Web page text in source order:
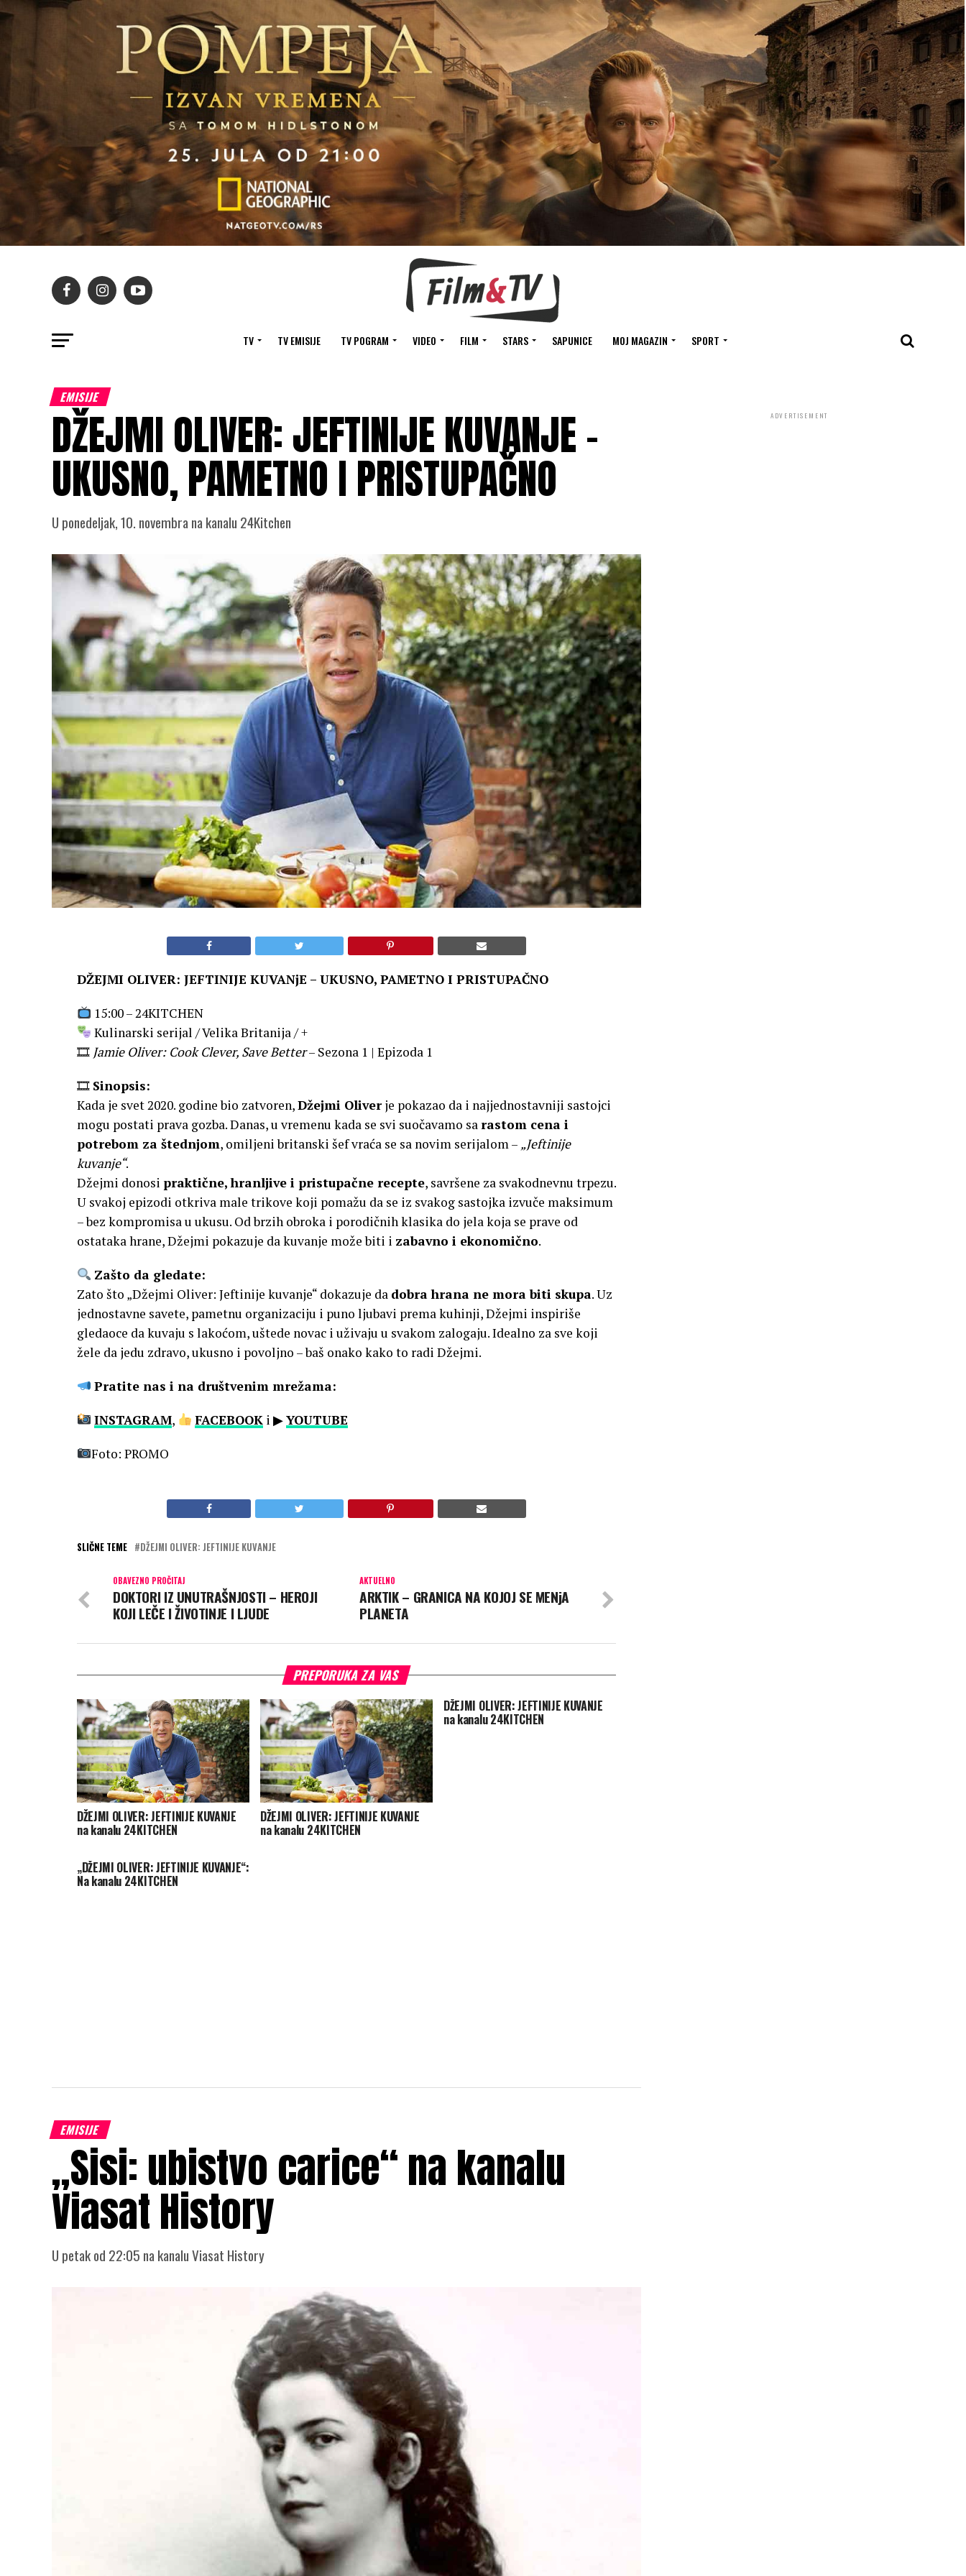
TV TV EMISIJE TV POGRAM VIDEO FILM STARS SAPUNICE MOJ MAGAZIN SPORT
EMISIJE
DŽEJMI OLIVER: JEFTINIJE KUVANJE –
UKUSNO, PAMETNO I PRISTUPAČNO
U ponedeljak, 10. novembra na kanalu 24Kitchen
DŽEJMI OLIVER: JEFTINIJE KUVANjE – UKUSNO, PAMETNO I PRISTUPAČNO
15:00 – 24KITCHEN
Kulinarski serijal / Velika Britanija / +
🎞 Jamie Oliver: Cook Clever, Save Better– Sezona 1 | Epizoda 1
🎞 Sinopsis:
Kada je svet 2020. godine bio zatvoren,Džejmi Oliverje pokazao da i najjednostavniji sastojci
mogu postati prava gozba. Danas, u vremenu kada se svi suočavamo sarastom cena i
potrebom za štednjom, omiljeni britanski šef vraća se sa novim serijalom – „Jeftinije
kuvanje“.
Džejmi donosi praktične, hranljive i pristupačne recepte, savršene za svakodnevnu trpezu.
U svakoj epizodi otkriva male trikove koji pomažu da se iz svakog sastojka izvuče maksimum
– bez kompromisa u ukusu. Od brzih obroka i porodičnih klasika do jela koja se prave od
ostataka hrane, Džejmi pokazuje da kuvanje može biti i zabavno i ekonomično.
Zašto da gledate:
Zato što „Džejmi Oliver: Jeftinije kuvanje“ dokazuje da dobra hrana ne mora biti skupa. Uz
jednostavne savete, pametnu organizaciju i puno ljubavi prema kuhinji, Džejmi inspiriše
gledaoce da kuvaju s lakoćom, uštede novac i uživaju u svakom zalogaju. Idealno za sve koji
žele da jedu zdravo, ukusno i povoljno – baš onako kako to radi Džejmi.
Pratite nas i na društvenim mrežama:
INSTAGRAM, FACEBOOK i ▶YOUTUBE
Foto: PROMO
SLIČNE TEME DŽEJMI OLIVER: JEFTINIJE KUVANJE
AKTUELNO
ARKTIK – GRANICA NA KOJOJ SE MENjA
PLANETA
OBAVEZNO PROČITAJ
DOKTORI IZ UNUTRAŠNJOSTI – HEROJI
KOJI LEČE I ŽIVOTINJE I LJUDE
PREPORUKA ZA VAS
DŽEJMI OLIVER: JEFTINIJE KUVANJE
na kanalu 24KITCHEN
DŽEJMI OLIVER: JEFTINIJE KUVANJE
na kanalu 24KITCHEN
DŽEJMI OLIVER: JEFTINIJE KUVANJE
na kanalu 24KITCHEN
„DŽEJMI OLIVER: JEFTINIJE KUVANJE“:
Na kanalu 24KITCHEN
EMISIJE
„Sisi: ubistvo carice“ na kanalu
Viasat History
U petak od 22:05 na kanalu Viasat History
ADVERTISEMENT